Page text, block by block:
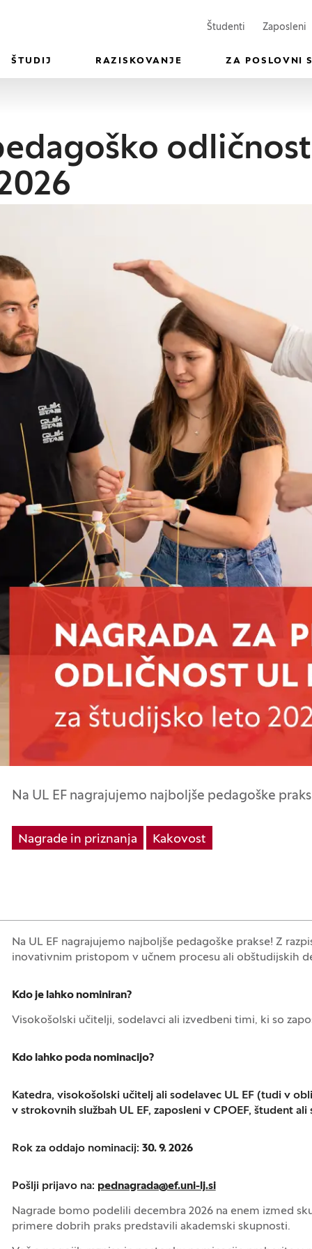
Študenti (Odpre se v
Zaposleni
ŠTUDIJ RAZISKOVANJE ZA POSLOVNI
odličnost
Na UL EF nagrajujemo najboljše pedagoške
Nagrade in priznanja Kakovost
Na UL EF nagrajujemo najboljše pedagoške prakse! Z
inovativnim pristopom v učnem procesu ali obštudijskih
Kdo je lahko nominiran?
Visokošolski učitelji, sodelavci ali izvedbeni timi, ki so
Kdo lahko poda nominacijo?
Katedra, visokošolski učitelj ali sodelavec UL EF (tudi v
v strokovnih službah UL EF, zaposleni v CPOEF, študent
Rok za oddajo nominacij: 30. 9. 2026
Pošlji prijavo na: pednagrada@ef.uni-lj.si
Nagrade bomo podelili decembra 2026 na enem izmed
primere dobrih praks predstavili akademski skupnosti.